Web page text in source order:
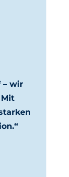
– wir
Mit